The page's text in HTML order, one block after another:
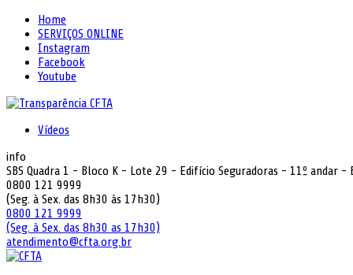
Home
SERVIÇOS ONLINE
Instagram
Facebook
Youtube
Vídeos
info
SBS Quadra 1 - Bloco K - Lote 29 - Edifício Seguradoras - 11º andar
0800 121 9999
(Seg. à Sex. das 8h30 às 17h30)
0800 121 9999
(Seg. à Sex. das 8h30 as 17h30)
atendimento@cfta.org.br